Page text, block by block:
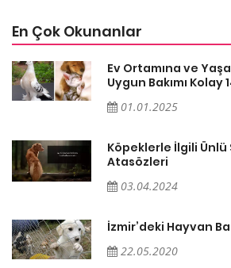
En Çok Okunanlar
Ev Ortamına ve
Uygun Bakımı Kolay
01.01.2025
Köpeklerle İlgili Ünlü
Atasözleri
03.04.2024
İzmir’deki Hayvan
22.05.2020